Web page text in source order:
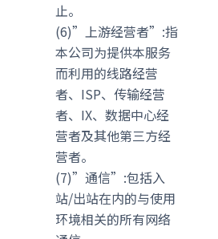
止。
(6)”上游经营者”:指
本公司为提供本服务
而利用的线路经营
者、ISP、传输经营
者、IX、数据中心经
营者及其他第三方经
营者。
(7)”通信”:包括入
站/出站在内的与使用
环境相关的所有网络